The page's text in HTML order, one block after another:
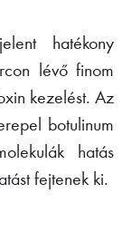
hatékony
lévő finom
kezelést. Az
botulinum
hatás
fejtenek ki.